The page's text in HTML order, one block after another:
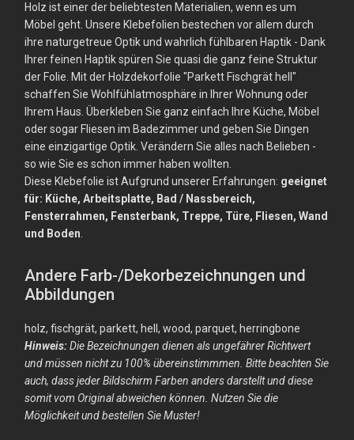
Holz ist einer der beliebtesten Materialien, wenn es um
Möbel geht. Unsere Klebefolien bestechen vor allem durch
ihre naturgetreue Optik und wahrlich fühlbaren Haptik - Dank
Ihrer feinen Haptik spüren Sie quasi die ganz feine Struktur
der Folie. Mit der Holzdekorfolie "Parkett Fischgrät hell"
schaffen Sie Wohlfühlatmosphäre in Ihrer Wohnung oder
Ihrem Haus. Überkleben Sie ganz einfach Ihre Küche, Möbel
oder sogar Fliesen im Badezimmer und geben Sie Dingen
eine einzigartige Optik. Verändern Sie alles nach Belieben -
so wie Sie es schon immer haben wollten.
Diese Klebefolie ist Aufgrund unserer Erfahrungen: geeignet
für: Küche, Arbeitsplatte, Bad / Nassbereich,
Fensterrahmen, Fensterbank, Treppe, Türe, Fliesen, Wand
und Boden.
Andere Farb-/Dekorbezeichnungen und
Abbildungen
holz, fischgrät, parkett, hell, wood, parquet, herringbone
Hinweis:Die Bezeichnungen dienen als ungefährer Richtwert
und müssen nicht zu 100% übereinstimmmen. Bitte beachten Sie
auch, dass jeder Bildschirm Farben anders darstellt und diese
somit vom Original abweichen können. Nutzen Sie die
Möglichkeit und bestellen Sie Muster!